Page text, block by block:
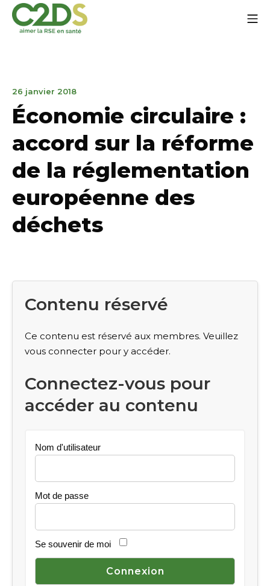
Aller
contenu
26 janvier 201815
2020
Économie circulaire :
accord sur la réforme
de la réglementation
européenne des
déchets
Contenu réservé
Ce contenu est réservé aux membres. Veuillez
vous connecter pour y accéder.
Connectez-vous pour
accéder au contenu
Nom d'utilisateur
Mot de passe
Se souvenir de moi